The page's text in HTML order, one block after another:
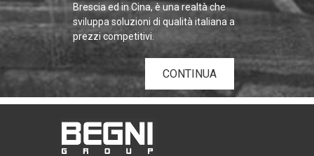
Brescia ed in Cina, è una realtà che
sviluppa soluzioni di qualità italiana a
prezzi competitivi.
CONTINUA